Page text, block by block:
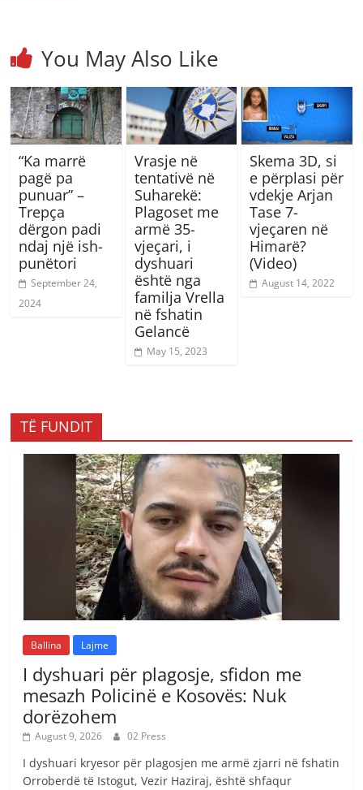
You May Also Like
“Ka marrë
pagë pa
punuar” –
Trepça
dërgon padi
ndaj një ish-
punëtori
September 24,
2024
Vrasje në
tentativë në
Suharekë:
Plagoset me
armë 35-
vjeçari, i
dyshuari
është nga
familja Vrella
në fshatin
Gelancë
May 15, 2023
Skema 3D, si
e përplasi për
vdekje Arjan
Tase 7-
vjeçaren në
Himarë?
(Video)
August 14, 2022
TË FUNDIT
Ballina Lajme
I dyshuari për plagosje, sfidon me
mesazh Policinë e Kosovës: Nuk
dorëzohem
August 9, 2026 02 Press
I dyshuari kryesor për plagosjen me armë zjarri në fshatin
Orroberdë të Istogut, Vezir Haziraj, është shfaqur